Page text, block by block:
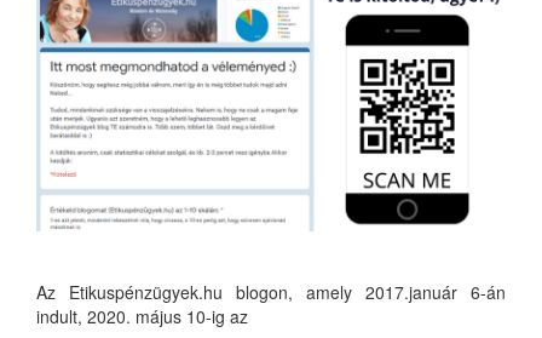
Az Etikuspénzügyek.hu blogon, amely 2017.január 6-án
indult, 2020. május 10-ig az